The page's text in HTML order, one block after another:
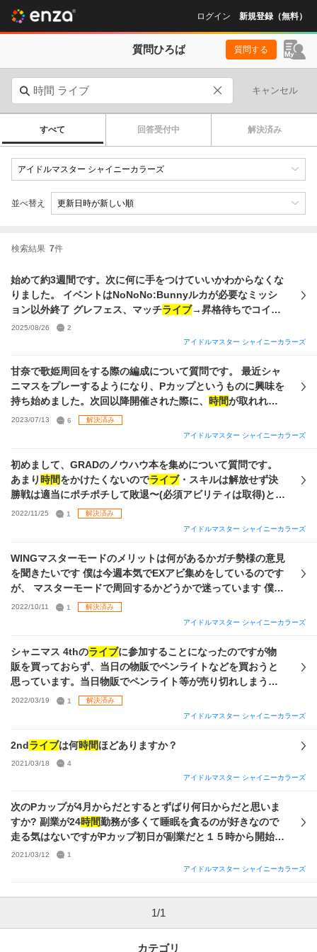
ログイン 新規登録（無料）
質問ひろば 質問する
キャンセル
すべて 回答受付中 解決済み
並べ替え
検索結果 7件
始めて約3週間です。次に何に手をつけていいかわからなくな
りました。 イベントはNoNoNo:Bunnyルカが必要なミッシ
ョン以外終了 グレフェス、マッチライブ→昇格待ちでコイン
集めと施設上げ中 True回収→ スタミナ消費でtrueを回収して
をゼロにする必要が出て
Vo特化でゴリ押しできてしまううえ、必須らしい基礎能力
3%UP(WING)はLv.5を掘って剥がしまで終えてしまった ここ
から何を目標にしながらプロデュースを進めればいいでしょ
うか？もうひたすらデスクを埋める作業になるのでしょう
か？ 今は本を作るためにスロスタ、スタダ、アピールアップ
す。 それ以前にそもそもこれやれ！ということがあれば教え
て欲しいです。シャニマスの要素が多すぎて何か見逃してそ
うなのも不安です。 一応サポートの現状を貼っておきます、
歌姫周回、オールラウンダーやロマンチストみたいな難しい
アビリティの周回は私の実力ではできませんでした。もし可
能性があるならそちらもやりたいと思っています。 自分だっ
欲しいです。
2025/08/26
2
アイドルマスター シャイニーカラーズ
甘奈で歌姫周回をする際の編成について質問です。 最近シャ
ニマスをプレーするようになり、Pカップというものに興味を
持ち始めました。次回以降開催された際に、 時間が取れれば
金称号獲得を目指したいと思っています。 現在この編成(画像
1枚目)の使用を検討しています。 S1~S2の途中までMe300を
き、S2最終日に1万オデを受けています。ここでパネル1~7を
開け、以後振り返りはしていません。S3S4はレッスンを受け
続けています。 質問① ゲストに貼るEXスキルはサポイベ発
のでしょうか。(調べたところ歌姫3回被弾2段階パフェの下限
が414とありましたが、オデマスMe無しで狙えるか不明で
使用する甘奈Pカードや属性(1極2極)、立ち回りは問いませ
ん。 よろしくお願いします。 〜補足〜 Pレベル85、マッチ ラ
イブ
で強化できるVoDaVi収録スタジオは全てLv.MAX プチセ
レチケ3枚所持(現在開催されているイベント分は回収済み) 限
定セレチケ無し、SSRはづきさんP1枚S0枚所持 ↑金欠のた
2023/07/13 6
解決済み
アイドルマスター シャイニーカラーズ
初めまして、GRADのノウハウ本を集めについて質問です。
あまり 時間をかけたくないのでライブ・スキルは解放せず決
勝戦は適当にポチポチして敗退〜(必須アビリティは取得)とい
う流れで周回しているのですが、この方法だとノウハウ本に
悪影響あるでしょうか？ 他:予選敗退してもいいのか、レベル
2022/11/25 1
解決済み
アイドルマスター シャイニーカラーズ
WINGマスターモードのメリットは何があるかガチ勢様の意見
を聞きたいです 僕は今週本気でEXアビ集めをしているのです
が、 マスターモードで周回するかどうかで迷っています 僕が
マスターモードについて色々考えましたが唯一のメリット
が、 スタミナ30あたりのリターンの最大化の一点のみしかあ
いメリットです。 所持編成は以下の通りで、 WINGの攻略に
関しては歌姫の夏葉が異常に強いぐらいの知識しか無く半分
エンジョイ勢です この様な状態で周回しようとしても手札事
かもはっきりせず、 EXスキルに朝コミュを仕込む余裕が無か
す。 思い出5のドロ率アップは検証でも証明されており難易
度上昇分のメリットを打ち消すのではないでしょうか。 ま
が劇的に伸び、思考停止周回もでき
チベも落ち周回の効率は落ちます。 そして今週は箱イベとド
ロ数アップの同時開催です。 この二つは期間開催ものなので
周回数が減るという事は、 期間あたりで考える必要があり恩
恵を得られる回数も減ります つまりスタミナ30あたりのリタ
ーンも最大化しないという事になり、 結局唯一のメリットす
のですがシャニの攻略界隈と言うもの自体が非常に少なく、
誤ったままの認識があって損をし続けているという可能性が
あるかもしれないので質問させていただきました。 理想編成
前提、理想論、虹ドロ率が2倍だったとしたら～等でもいいの
2022/10/11 1
解決済み
アイドルマスター シャイニーカラーズ
シャニマス 4thのライブに参加することになったのですが物
販を買っておらず、当日の物販でペンライトなどを買おうと
思っています。当日物販でペンライト等が売り切れしまうこ
とはありますか。また、早い
しまうこともあるのでしょうか。売り切れてしまうことがあ
と思っています。初現地で不安なので質問してみました。
2022/03/19 1
解決済み
アイドルマスター シャイニーカラーズ
2ndライブは何時間ほどありますか？
2021/03/18
4
アイドルマスター シャイニーカラーズ
次のPカップが4月からだとするとずばり何日からだと思いま
すか? 副業が24時間勤務が多くて睡眠を貪るのが好きなので
走る気はないですがPカップ初日が副業だと１５時から開始だ
としてもいつも朝の１０時ぐらいに帰宅するので19
いスタートが遅れます。ふて寝という建前で爆睡したくなる
みを持っていく調整をしようかと考えています。もちろん大
事な有給をPカップ全体に使うなんて正気の沙汰じゃない愚か
な行為をするつもりはありません。今も大切な副業の仮眠時
を削ってこの質問を書いているほど私はまともな思考回路
2021/03/12
1
アイドルマスター シャイニーカラーズ
1/1
カテゴリ